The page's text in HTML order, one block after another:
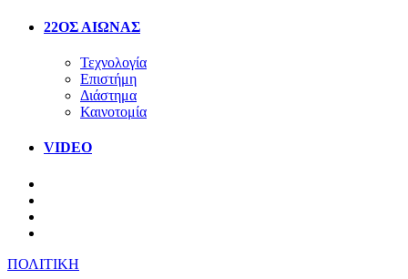
22ΟΣ ΑΙΩΝΑΣ
Τεχνολογία
Επιστήμη
Διάστημα
Καινοτομία
VIDEO
ΠΟΛΙΤΙΚΗ